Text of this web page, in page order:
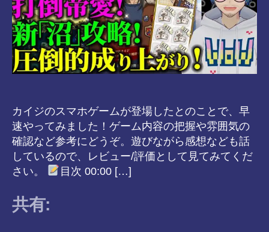
カイジのスマホゲームが登場したとのことで、早
速やってみました！ゲーム内容の把握や雰囲気の
確認など参考にどうぞ。遊びながら感想なども話
しているので、レビュー/評価として見てみてくだ
さい。
目次 00:00 […]
共有: